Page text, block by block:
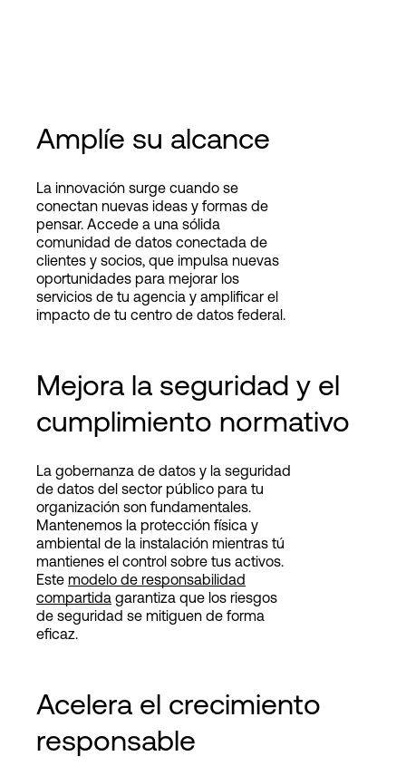
Amplíe su alcance
La innovación surge cuando se
conectan nuevas ideas y formas de
pensar. Accede a una sólida
comunidad de datos conectada de
clientes y socios, que impulsa nuevas
oportunidades para mejorar los
servicios de tu agencia y amplificar el
impacto de tu centro de datos federal.
Mejora la seguridad y el
cumplimiento normativo
La gobernanza de datos y la seguridad
de datos del sector público para tu
organización son fundamentales.
Mantenemos la protección física y
ambiental de la instalación mientras tú
mantienes el control sobre tus activos.
Este modelo de responsabilidad
compartida garantiza que los riesgos
de seguridad se mitiguen de forma
eficaz.
Acelera el crecimiento
responsable